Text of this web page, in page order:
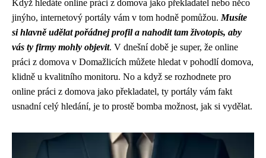
Když hledáte online práci z domova jako překladatel nebo něco
jinýho, internetový portály vám v tom hodně pomůžou. Musíte
si hlavně udělat pořádnej profil a nahodit tam životopis, aby
vás ty firmy mohly objevit. V dnešní době je super, že online
práci z domova v Domažlicích můžete hledat v pohodlí domova,
klidně u kvalitního monitoru. No a když se rozhodnete pro
online práci z domova jako překladatel, ty portály vám fakt
usnadní celý hledání, je to prostě bomba možnost, jak si vydělat.